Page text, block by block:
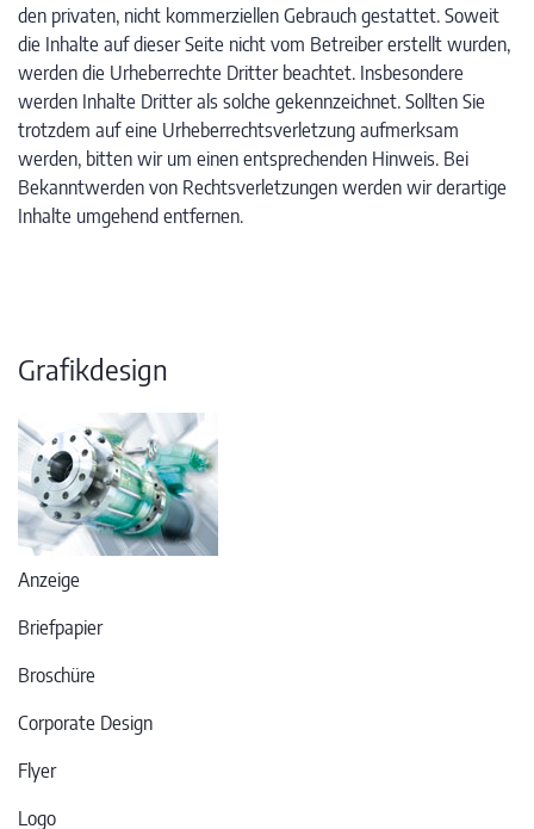
den privaten, nicht kommerziellen Gebrauch gestattet. Soweit
die Inhalte auf dieser Seite nicht vom Betreiber erstellt wurden,
werden die Urheberrechte Dritter beachtet. Insbesondere
werden Inhalte Dritter als solche gekennzeichnet. Sollten Sie
trotzdem auf eine Urheberrechtsverletzung aufmerksam
werden, bitten wir um einen entsprechenden Hinweis. Bei
Bekanntwerden von Rechtsverletzungen werden wir derartige
Inhalte umgehend entfernen.
Grafikdesign
Anzeige
Briefpapier
Broschüre
Corporate Design
Flyer
Logo